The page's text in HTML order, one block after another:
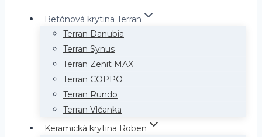
Betónová krytina Terran
Terran Danubia
Terran Synus
Terran Zenit MAX
Terran COPPO
Terran Rundo
Terran Vlčanka
Keramická krytina Röben